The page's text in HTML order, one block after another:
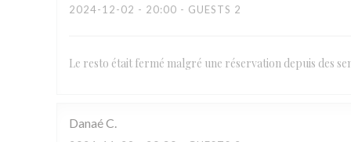
2024-12-02 - 20:00 - GUESTS 2
Le resto était fermé malgré une réservation depuis des
DanaéC